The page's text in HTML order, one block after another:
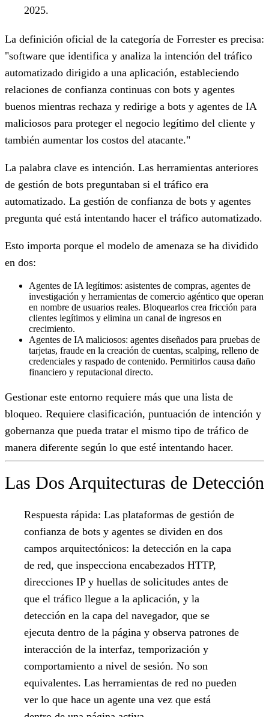
2025.
La definición oficial de la categoría de Forrester es precisa:
"software que identifica y analiza la intención del tráfico
automatizado dirigido a una aplicación, estableciendo
relaciones de confianza continuas con bots y agentes
buenos mientras rechaza y redirige a bots y agentes de IA
maliciosos para proteger el negocio legítimo del cliente y
también aumentar los costos del atacante."
La palabra clave es intención. Las herramientas anteriores
de gestión de bots preguntaban si el tráfico era
automatizado. La gestión de confianza de bots y agentes
pregunta qué está intentando hacer el tráfico automatizado.
Esto importa porque el modelo de amenaza se ha dividido
en dos:
Agentes de IA legítimos: asistentes de compras, agentes de
investigación y herramientas de comercio agéntico que operan
en nombre de usuarios reales. Bloquearlos crea fricción para
clientes legítimos y elimina un canal de ingresos en
crecimiento.
Agentes de IA maliciosos: agentes diseñados para pruebas de
tarjetas, fraude en la creación de cuentas, scalping, relleno de
credenciales y raspado de contenido. Permitirlos causa daño
financiero y reputacional directo.
Gestionar este entorno requiere más que una lista de
bloqueo. Requiere clasificación, puntuación de intención y
gobernanza que pueda tratar el mismo tipo de tráfico de
manera diferente según lo que esté intentando hacer.
Las Dos Arquitecturas de Detección
Respuesta rápida: Las plataformas de gestión de
confianza de bots y agentes se dividen en dos
campos arquitectónicos: la detección en la capa
de red, que inspecciona encabezados HTTP,
direcciones IP y huellas de solicitudes antes de
que el tráfico llegue a la aplicación, y la
detección en la capa del navegador, que se
ejecuta dentro de la página y observa patrones de
interacción de la interfaz, temporización y
comportamiento a nivel de sesión. No son
equivalentes. Las herramientas de red no pueden
ver lo que hace un agente una vez que está